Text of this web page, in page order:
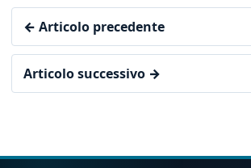
← Articolo precedente
Articolo successivo →